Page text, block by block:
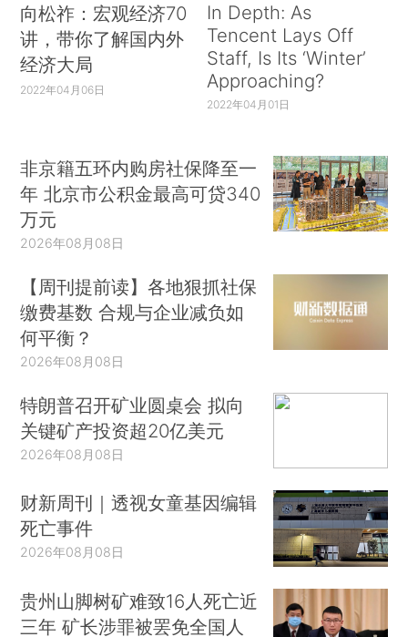
向松祚：宏观经济70
讲，带你了解国内外
经济大局
2022年04月06日
In Depth: As
Tencent Lays Off
Staff, Is Its ‘Winter’
Approaching?
2022年04月01日
非京籍五环内购房社保降至一
年 北京市公积金最高可贷340
万元
2026年08月08日
【周刊提前读】各地狠抓社保
缴费基数 合规与企业减负如
何平衡？
2026年08月08日
特朗普召开矿业圆桌会 拟向
关键矿产投资超20亿美元
2026年08月08日
财新周刊｜透视女童基因编辑
死亡事件
2026年08月08日
贵州山脚树矿难致16人死亡近
三年 矿长涉罪被罢免全国人